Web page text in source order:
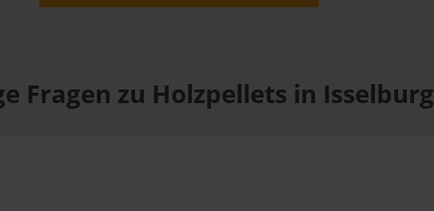
Fragen zu Holzpellets in Isselburg